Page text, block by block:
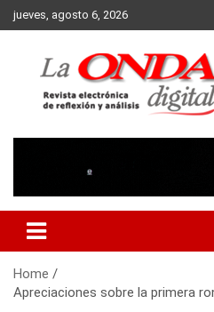
Skip
to
jueves, agosto 6, 2026
Home
Apreciaciones sobre la primera